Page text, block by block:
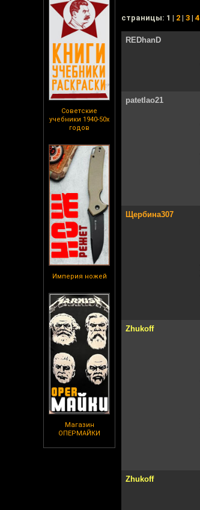
Советские
учебники 1940-50х
годов
Империя ножей
Магазин
ОПЕРМАЙКИ
cтраницы: 1 | 2 | 3 | 4
REDhanD
patetlao21
Щербина307
Zhukoff
Zhukoff